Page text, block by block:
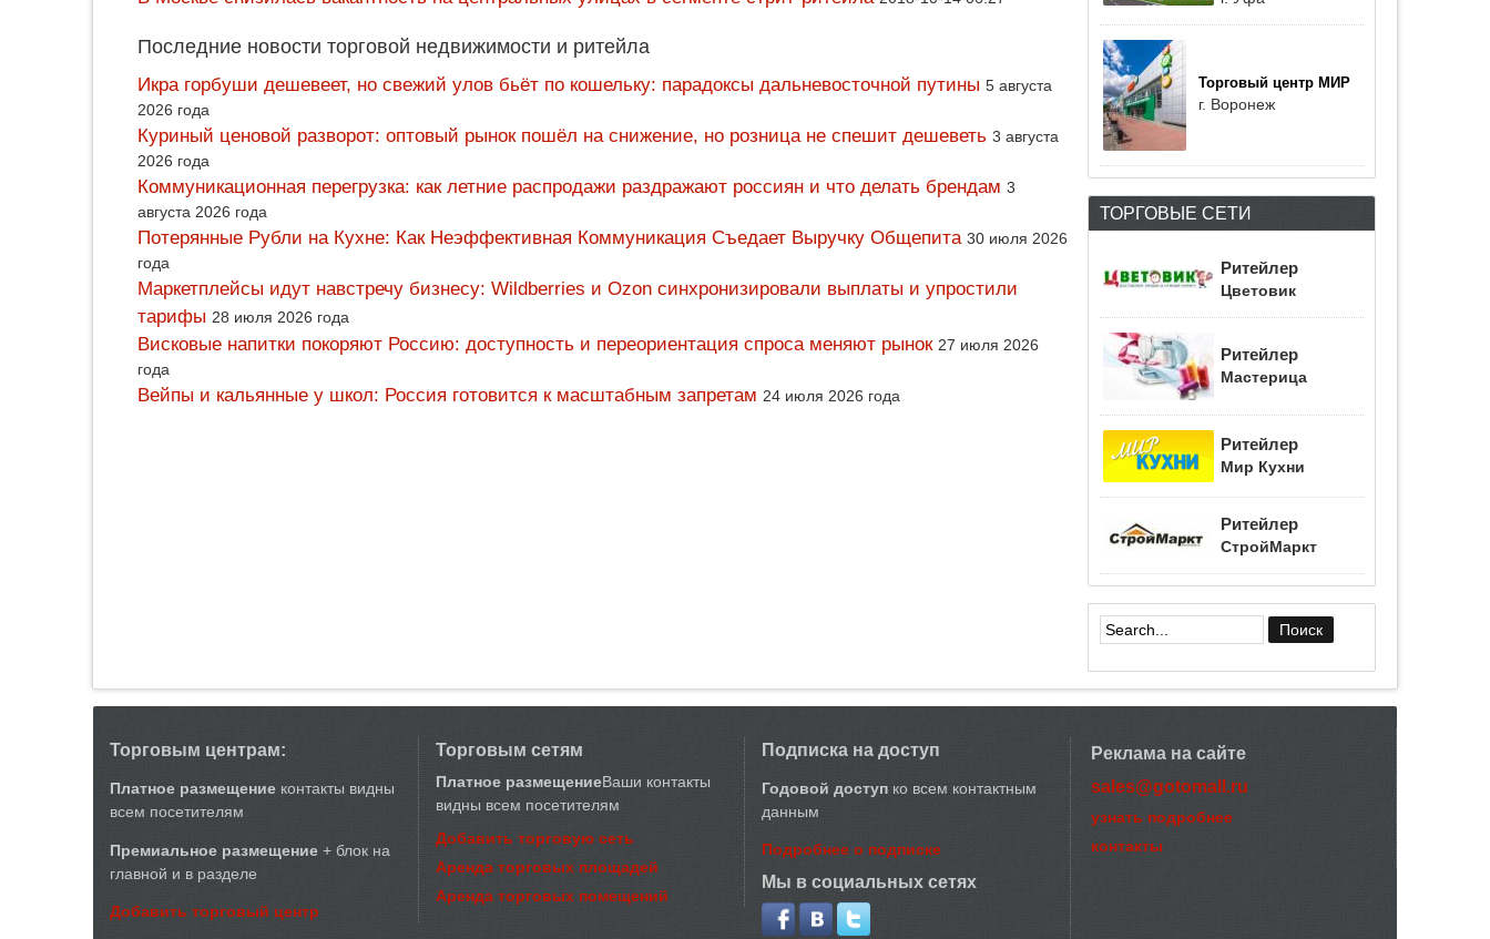
Последние новости торговой недвижимости и ритейла
Икра горбуши дешевеет, но свежий улов бьёт по кошельку: парадоксы дальневосточной путины 5 августа
2026 года
Куриный ценовой разворот: оптовый рынок пошёл на снижение, но розница не спешит дешеветь 3 августа
2026 года
Коммуникационная перегрузка: как летние распродажи раздражают россиян и что делать брендам 3
августа 2026 года
Потерянные Рубли на Кухне: Как Неэффективная Коммуникация Съедает Выручку Общепита 30 июля 2026
года
Маркетплейсы идут навстречу бизнесу: Wildberries и Ozon синхронизировали выплаты и упростили
тарифы 28 июля 2026 года
Висковые напитки покоряют Россию: доступность и переориентация спроса меняют рынок 27 июля 2026
года
Вейпы и кальянные у школ: Россия готовится к масштабным запретам 24 июля 2026 года
Торговый центр МИР
г. Воронеж
ТОРГОВЫЕ СЕТИ
Ритейлер
Цветовик
Ритейлер
Мастерица
Ритейлер
Мир Кухни
Ритейлер
СтройМаркт
Форма поиска
Торговым центрам:
Платное размещение контакты видны
всем посетителям
Премиальное размещение + блок на
главной и в разделе
Добавить торговый центр
Торговым сетям
Платное размещениеВаши контакты
видны всем посетителям
Добавить торговую сеть
Аренда торговых площадей
Аренда торговых помещений
Подписка на доступ
Годовой доступ ко всем контактным
данным
Подробнее о подписке
Мы в социальных сетях
Реклама на сайте
sales@gotomall.ru
узнать подробнее
контакты